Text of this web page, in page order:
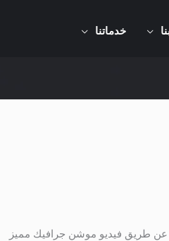
خدماتنا
عن طريق فيديو موشن جرافيك مميز